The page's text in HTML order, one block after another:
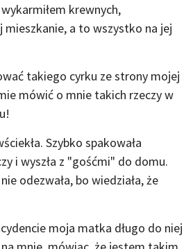
krewnych,
a to wszystko na jej
takiego cyrku ze strony mojej
mówić o mnie takich rzeczy w
Szybko spakowała
i wyszła z "gośćmi" do domu.
odezwała, bo wiedziała, że
moja matka długo do niej